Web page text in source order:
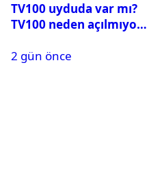
TV100 uyduda var mı?
TV100 neden açılmıyor?
2 gün önce